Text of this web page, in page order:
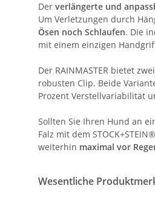
Der verlängerte und
Um Verletzungen durch
Ösen noch Schlaufen. Die
mit einem einzigen
Der RAINMASTER bietet
robusten Clip. Beide
Prozent Verstellvariabilität
Sollten Sie Ihren Hund an
Falz mit dem
weiterhin maximal vor
Wesentliche